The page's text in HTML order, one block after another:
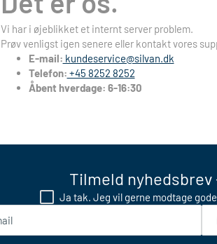
Vi har i øjeblikket et internt server problem.
Prøv venligst igen senere eller kontakt vores
E-mail: kundeservice@silvan.dk
Telefon: +45 8252 8252
Åbent hverdage: 6-16:30
Tilmeld
Ja tak. Jeg vil gerne modtage